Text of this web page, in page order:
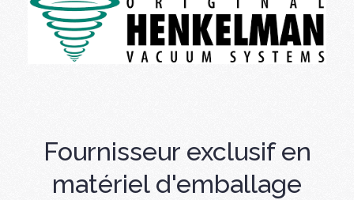
Fournisseur exclusif en
matériel d'emballage